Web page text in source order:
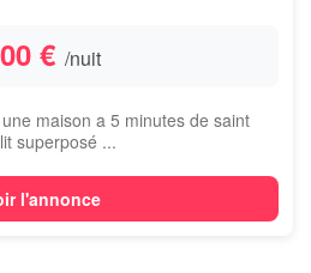
€ /nuit
maison a 5 minutes de saint
superposé ...
l'annonce